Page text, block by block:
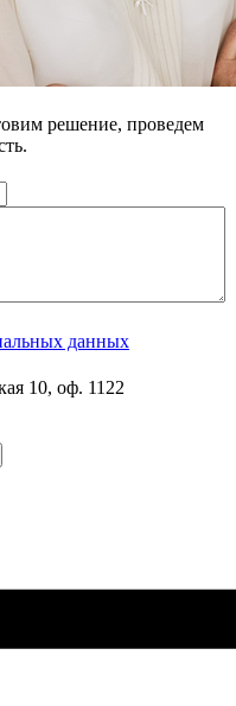
решение, проведем
данных
10, оф. 1122